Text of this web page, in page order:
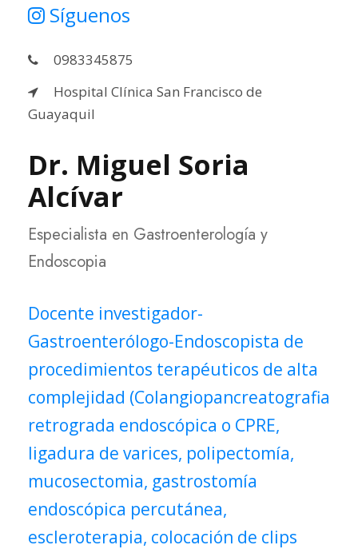
Síguenos
0983345875
Hospital Clínica San Francisco de
Guayaquil
Dr. Miguel Soria
Alcívar
Especialista en Gastroenterología y
Endoscopia
Docente investigador-
Gastroenterólogo-Endoscopista de
procedimientos terapéuticos de alta
complejidad (Colangiopancreatografia
retrograda endoscópica o CPRE,
ligadura de varices, polipectomía,
mucosectomia, gastrostomía
endoscópica percutánea,
escleroterapia, colocación de clips